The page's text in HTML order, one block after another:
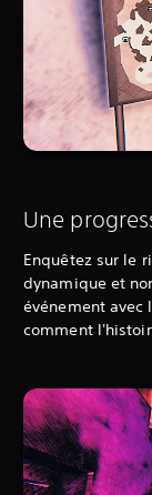
Une
Enquêtez sur le
dynamique et
événement avec
comment